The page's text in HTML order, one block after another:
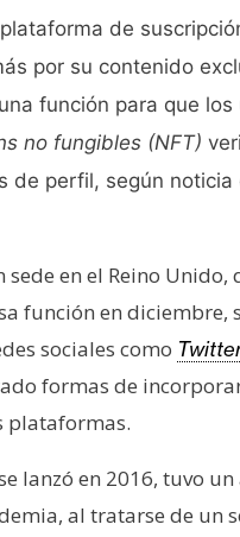
de
por su contenido
función para que los
no fungibles (NFT)
de perfil, según noticia
sede en el Reino Unido,
función en diciembre,
sociales como
formas de
plataformas.
lanzó en 2016, tuvo un
al tratarse de un